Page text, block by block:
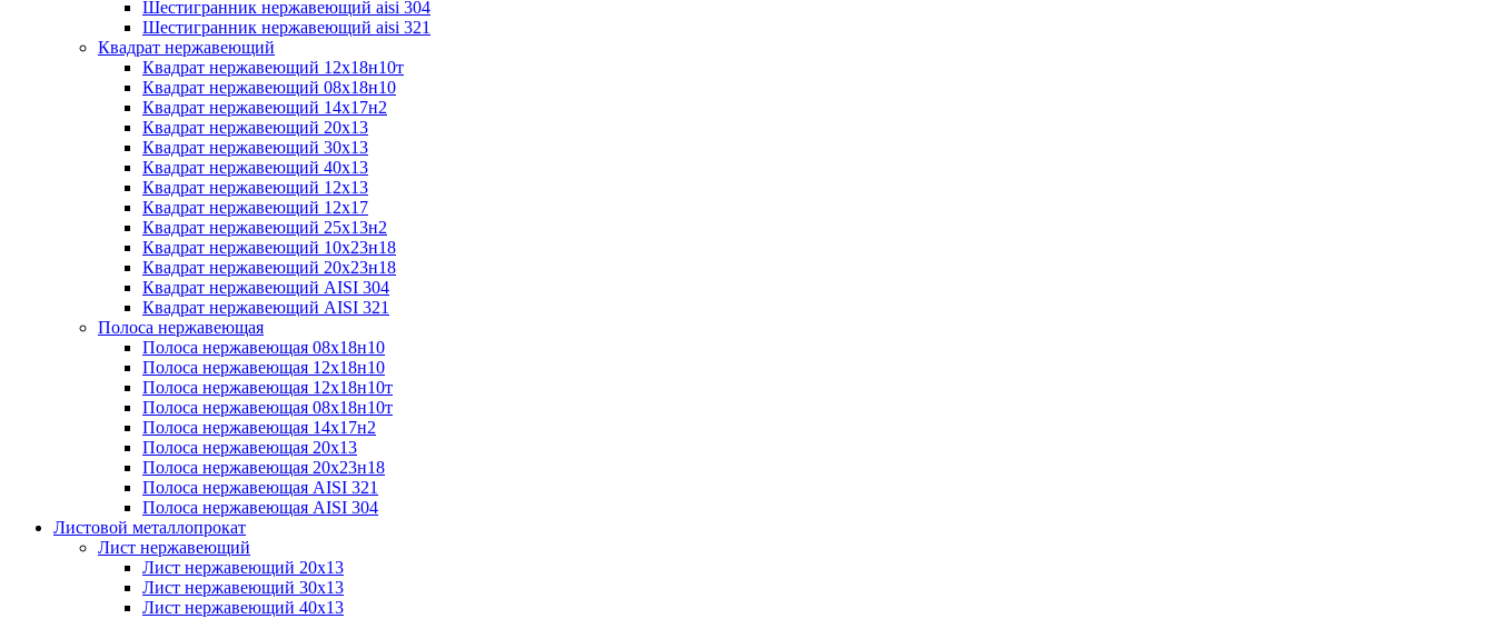
Шестигранник нержавеющий aisi 304
Шестигранник нержавеющий aisi 321
Квадрат нержавеющий
Квадрат нержавеющий 12х18н10т
Квадрат нержавеющий 08х18н10
Квадрат нержавеющий 14х17н2
Квадрат нержавеющий 20х13
Квадрат нержавеющий 30х13
Квадрат нержавеющий 40х13
Квадрат нержавеющий 12х13
Квадрат нержавеющий 12х17
Квадрат нержавеющий 25х13н2
Квадрат нержавеющий 10х23н18
Квадрат нержавеющий 20х23н18
Квадрат нержавеющий AISI 304
Квадрат нержавеющий AISI 321
Полоса нержавеющая
Полоса нержавеющая 08х18н10
Полоса нержавеющая 12х18н10
Полоса нержавеющая 12х18н10т
Полоса нержавеющая 08х18н10т
Полоса нержавеющая 14х17н2
Полоса нержавеющая 20х13
Полоса нержавеющая 20х23н18
Полоса нержавеющая AISI 321
Полоса нержавеющая AISI 304
Листовой металлопрокат
Лист нержавеющий
Лист нержавеющий 20х13
Лист нержавеющий 30х13
Лист нержавеющий 40х13